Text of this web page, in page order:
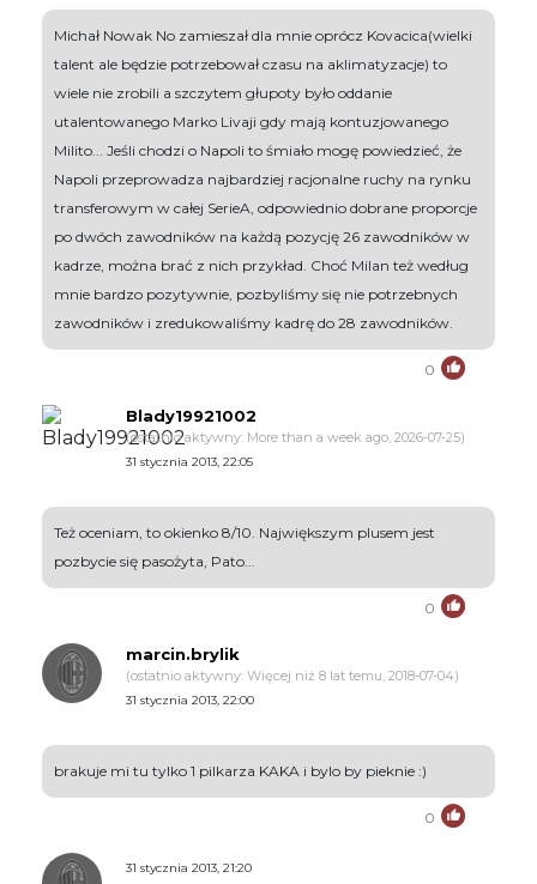
Michał Nowak No zamieszał dla mnie oprócz Kovacica(wielki
talent ale będzie potrzebował czasu na aklimatyzacje) to
wiele nie zrobili a szczytem głupoty było oddanie
utalentowanego Marko Livaji gdy mają kontuzjowanego
Milito... Jeśli chodzi o Napoli to śmiało mogę powiedzieć, że
Napoli przeprowadza najbardziej racjonalne ruchy na rynku
transferowym w całej SerieA, odpowiednio dobrane proporcje
po dwóch zawodników na każdą pozycję 26 zawodników w
kadrze, można brać z nich przykład. Choć Milan też według
mnie bardzo pozytywnie, pozbyliśmy się nie potrzebnych
zawodników i zredukowaliśmy kadrę do 28 zawodników.
0
Blady19921002
(ostatnio aktywny: More than a week ago, 2026-07-25)
31 stycznia 2013, 22:05
Też oceniam, to okienko 8/10. Największym plusem jest
pozbycie się pasożyta, Pato...
0
marcin.brylik
(ostatnio aktywny: Więcej niż 8 lat temu, 2018-07-04)
31 stycznia 2013, 22:00
brakuje mi tu tylko 1 pilkarza KAKA i bylo by pieknie :)
0
31 stycznia 2013, 21:20